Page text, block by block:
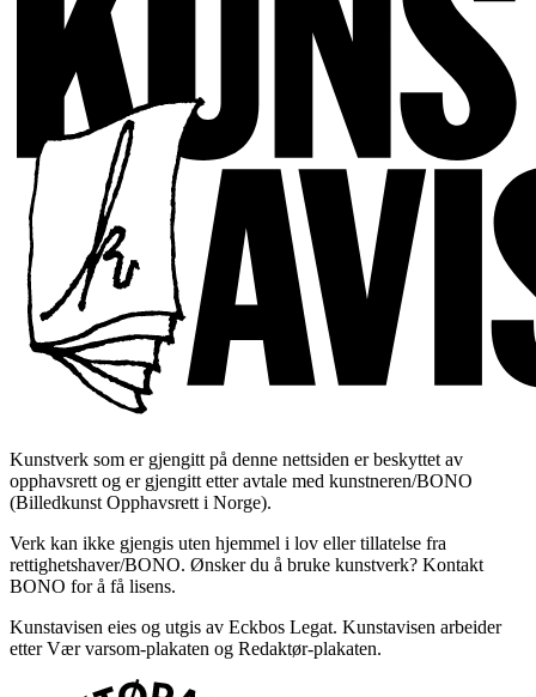
Kunstverk som er gjengitt på denne nettsiden er beskyttet av
opphavsrett og er gjengitt etter avtale med kunstneren/BONO
(Billedkunst Opphavsrett i Norge).
Verk kan ikke gjengis uten hjemmel i lov eller tillatelse fra
rettighetshaver/BONO. Ønsker du å bruke kunstverk? Kontakt
BONO for å få lisens.
Kunstavisen eies og utgis av Eckbos Legat. Kunstavisen arbeider
etter Vær varsom-plakaten og Redaktør-plakaten.